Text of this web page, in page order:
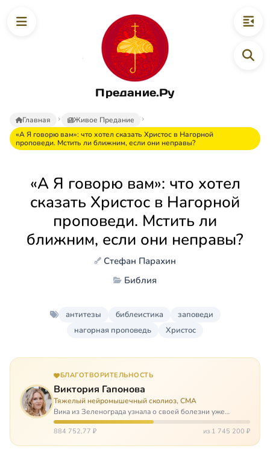
Предание.Ру
Главная
Живое Предание
«А Я говорю вам»: что хотел сказать Христос в Нагорной
проповеди. Мстить ли ближним, если они неправы?
«А Я говорю вам»: что хотел
сказать Христос в Нагорной
проповеди. Мстить ли
ближним, если они неправы?
Стефан Парахин
Библия
антитезы библеистика
заповеди
нагорная проповедь
Христос
БЛАГОТВОРИТЕЛЬНОСТЬ
Виктория Гапонова
Тяжелый нейромышечный сколиоз, СМА
Вика из Зеленограда узнала о своей болезни уже
будучи в сознательном возрасте. Ей пришлось
привыкать к инвалидной коляске и сильнейшему
884 752,77 ₽ из 1 745 200 ₽